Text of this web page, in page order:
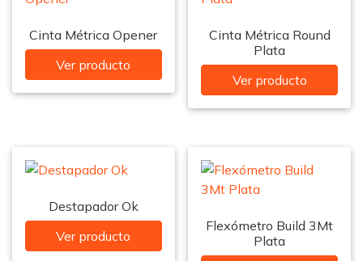
Cinta Métrica Opener
Ver producto
Cinta Métrica Round
Plata
Ver producto
Destapador Ok
Ver producto
Flexómetro Build 3Mt
Plata